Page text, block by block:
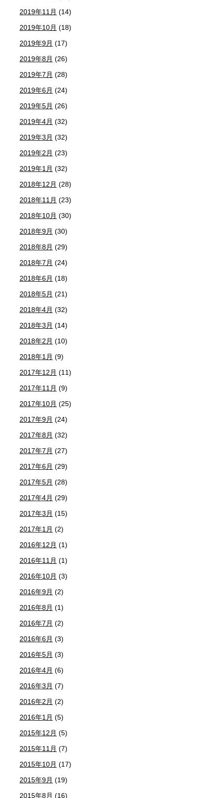
2019年11月 (14)
2019年10月 (18)
2019年9月 (17)
2019年8月 (26)
2019年7月 (28)
2019年6月 (24)
2019年5月 (26)
2019年4月 (32)
2019年3月 (32)
2019年2月 (23)
2019年1月 (32)
2018年12月 (28)
2018年11月 (23)
2018年10月 (30)
2018年9月 (30)
2018年8月 (29)
2018年7月 (24)
2018年6月 (18)
2018年5月 (21)
2018年4月 (32)
2018年3月 (14)
2018年2月 (10)
2018年1月 (9)
2017年12月 (11)
2017年11月 (9)
2017年10月 (25)
2017年9月 (24)
2017年8月 (32)
2017年7月 (27)
2017年6月 (29)
2017年5月 (28)
2017年4月 (29)
2017年3月 (15)
2017年1月 (2)
2016年12月 (1)
2016年11月 (1)
2016年10月 (3)
2016年9月 (2)
2016年8月 (1)
2016年7月 (2)
2016年6月 (3)
2016年5月 (3)
2016年4月 (6)
2016年3月 (7)
2016年2月 (2)
2016年1月 (5)
2015年12月 (5)
2015年11月 (7)
2015年10月 (17)
2015年9月 (19)
2015年8月 (16)